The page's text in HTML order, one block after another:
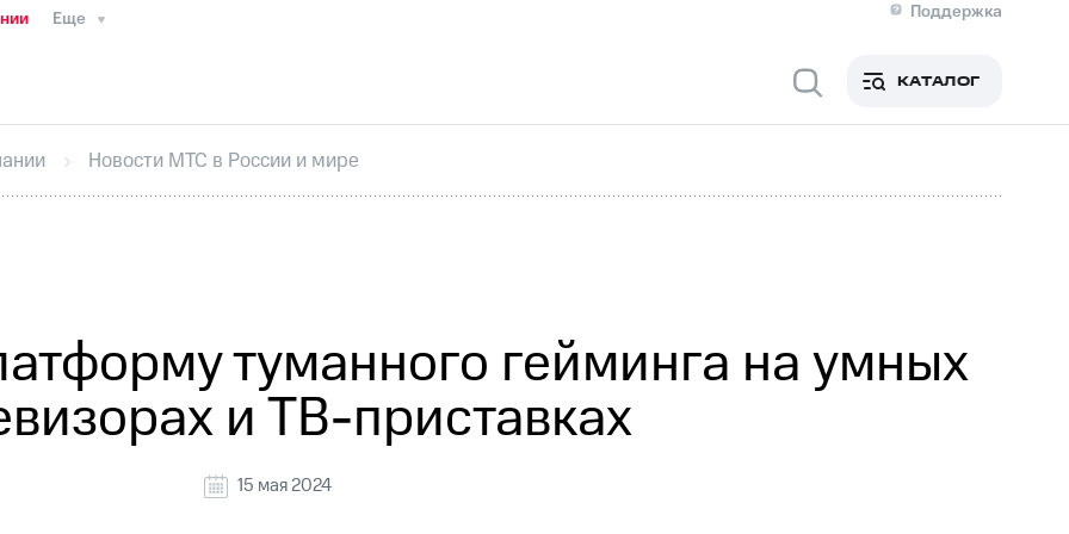
Еще
Поддержка
Медиа-центр
ИнтервьюФинансовая отчетностьКонтактыНовости в регионе
секретарьРаскрытие информации
кабинет акционераАкционерный капиталКонтроль и аудитРынок акций
КАТАЛОГ
Новости МТС в России и мире
туманного гейминга на умных
и ТВ-приставках
15 мая 2024